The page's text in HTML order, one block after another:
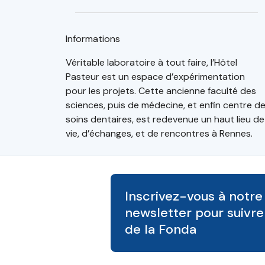
Informations
Véritable laboratoire à tout faire, l’Hôtel
Pasteur est un espace d’expérimentation
pour les projets. Cette ancienne faculté des
sciences, puis de médecine, et enfin centre de
soins dentaires, est redevenue un haut lieu de
vie, d’échanges, et de rencontres à Rennes.
Inscrivez-vous à notre
newsletter pour
de la Fonda